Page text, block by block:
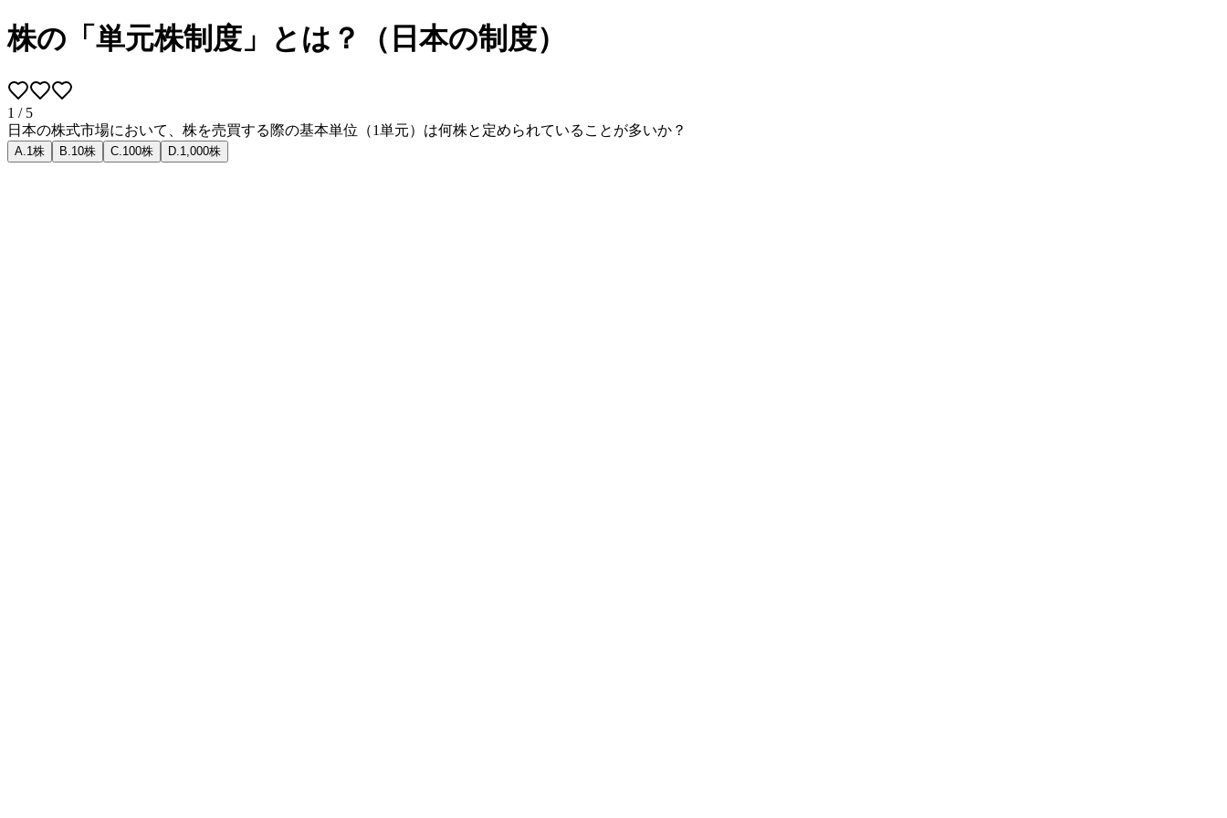
株の「単元株制度」とは？（日本の制度）
1 / 5
日本の株式市場において、株を売買する際の基本単位（1単元）は何株と定められていることが多いか？
A 1株 B 10株 C 100株 D 1,000株